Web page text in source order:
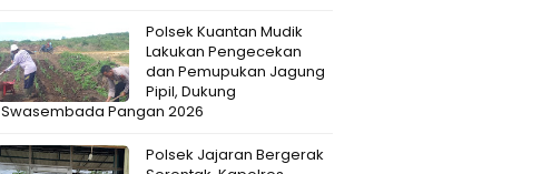
Polsek Kuantan Mudik
Lakukan Pengecekan
dan Pemupukan Jagung
Pipil, Dukung
Swasembada Pangan 2026
Polsek Jajaran Bergerak